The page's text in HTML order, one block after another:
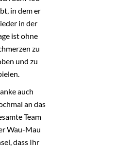
in dem er
in der
ist ohne
zu
und zu
auch
an das
Team
Wau-Mau
dass Ihr